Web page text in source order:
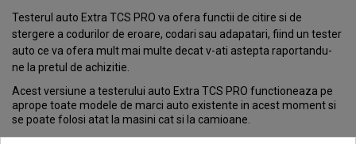
Testerul auto Extra TCS PRO va ofera functii de citire si de
stergere a codurilor de eroare, codari sau adapatari, fiind un tester
auto ce va ofera mult mai multe decat v-ati astepta raportandu-
ne la pretul de achizitie.
Acest versiune a testerului auto Extra TCS PRO functioneaza pe
aprope toate modele de marci auto existente in acest moment si
se poate folosi atat la masini cat si la camioane.